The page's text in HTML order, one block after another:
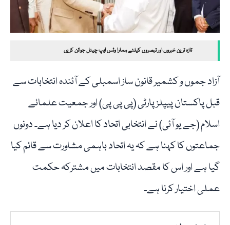
تازہ ترین خبروں اور تبصروں کیلئے ہمارا وٹس ایپ چینل جوائن کریں
آزاد جموں و کشمیر قانون ساز اسمبلی کے آئندہ انتخابات سے
قبل پاکستان پیپلز پارٹی (پی پی پی) اور جمعیت علمائے
اسلام (جے یو آئی) نے انتخابی اتحاد کا اعلان کر دیا ہے۔ دونوں
جماعتوں کا کہنا ہے کہ یہ اتحاد باہمی مشاورت سے قائم کیا
گیا ہے اور اس کا مقصد انتخابات میں مشترکہ حکمت
عملی اختیار کرنا ہے۔